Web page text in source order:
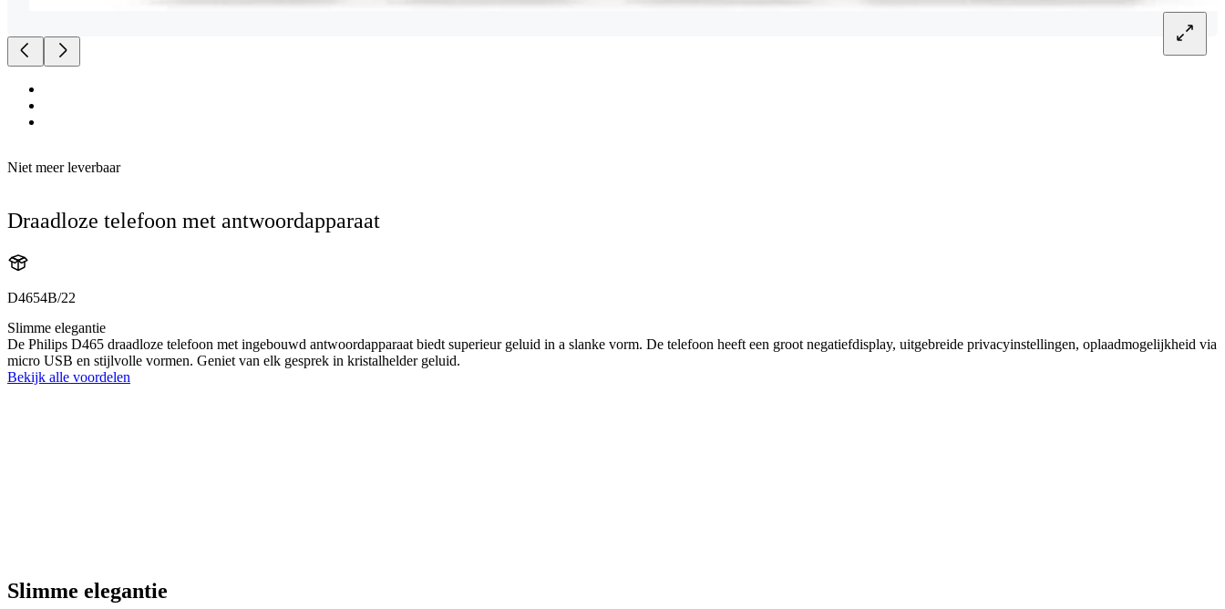
Niet meer leverbaar
Draadloze telefoon met antwoordapparaat
D4654B/22
Slimme elegantie
De Philips D465 draadloze telefoon met ingebouwd antwoordapparaat biedt superieur geluid in a slanke vorm. De telefoon heeft een groot negatiefdisplay, uitgebreide privacyinstellingen, oplaadmogelijkheid via
micro USB en stijlvolle vormen. Geniet van elk gesprek in kristalhelder geluid.
Bekijk alle voordelen
Slimme elegantie